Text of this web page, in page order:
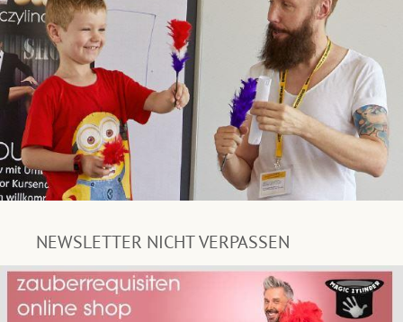
NEWSLETTER NICHT VERPASSEN